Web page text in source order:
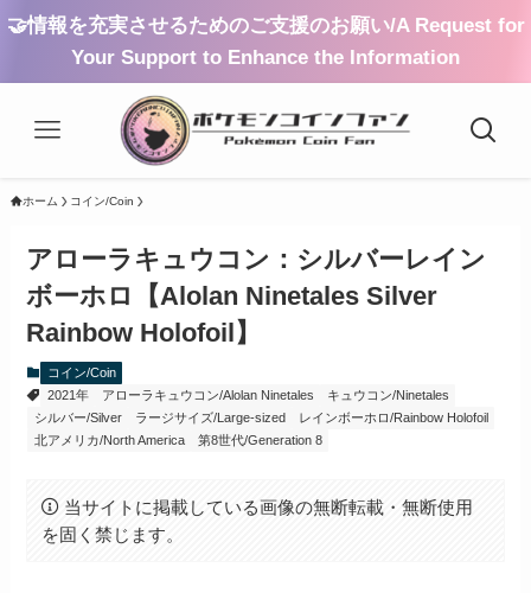
🤝情報を充実させるためのご支援のお願い/A Request for
Your Support to Enhance the Information
ホーム コイン/Coin
アローラキュウコン：シルバーレイン
ボーホロ【Alolan Ninetales Silver
Rainbow Holofoil】
コイン/Coin
2021年
アローラキュウコン/Alolan Ninetales
キュウコン/Ninetales
シルバー/Silver
ラージサイズ/Large-sized
レインボーホロ/Rainbow Holofoil
北アメリカ/North America
第8世代/Generation 8
当サイトに掲載している画像の無断転載・無断使用
を固く禁じます。